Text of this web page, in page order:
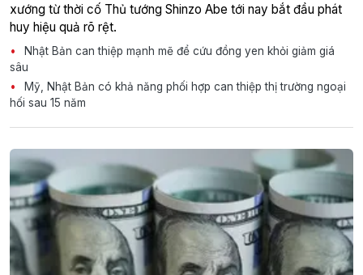
xướng từ thời cố Thủ tướng Shinzo Abe tới nay bắt đầu phát
huy hiệu quả rõ rệt.
Nhật Bản can thiệp mạnh mẽ để cứu đồng yen khỏi giảm giá
sâu
Mỹ, Nhật Bản có khả năng phối hợp can thiệp thị trường ngoại
hối sau 15 năm